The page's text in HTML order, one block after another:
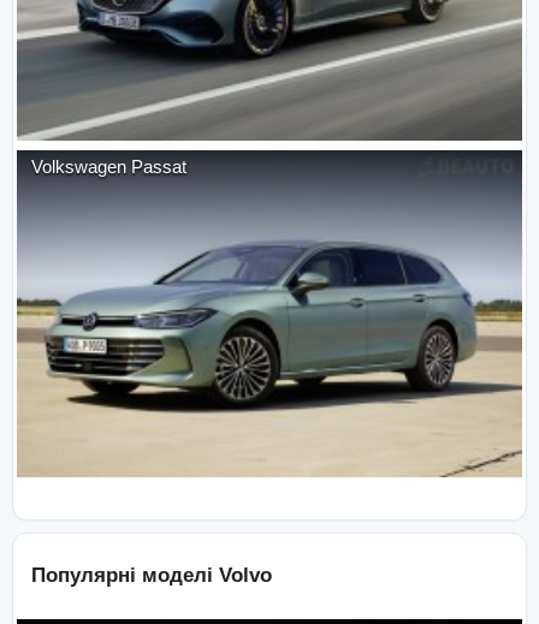
Volkswagen Passat
Популярні моделі Volvo